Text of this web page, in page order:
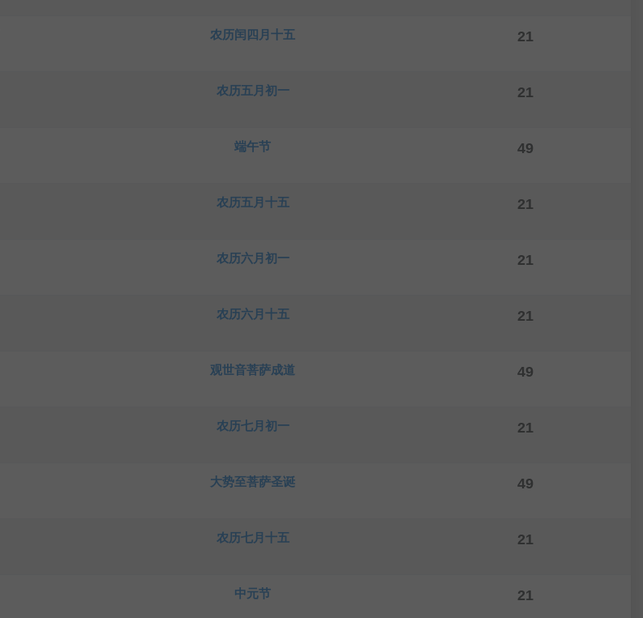
农历闰四月十五 21
农历五月初一 21
端午节 49
农历五月十五 21
农历六月初一 21
农历六月十五 21
观世音菩萨成道 49
农历七月初一 21
大势至菩萨圣诞 49
农历七月十五 21
中元节 21